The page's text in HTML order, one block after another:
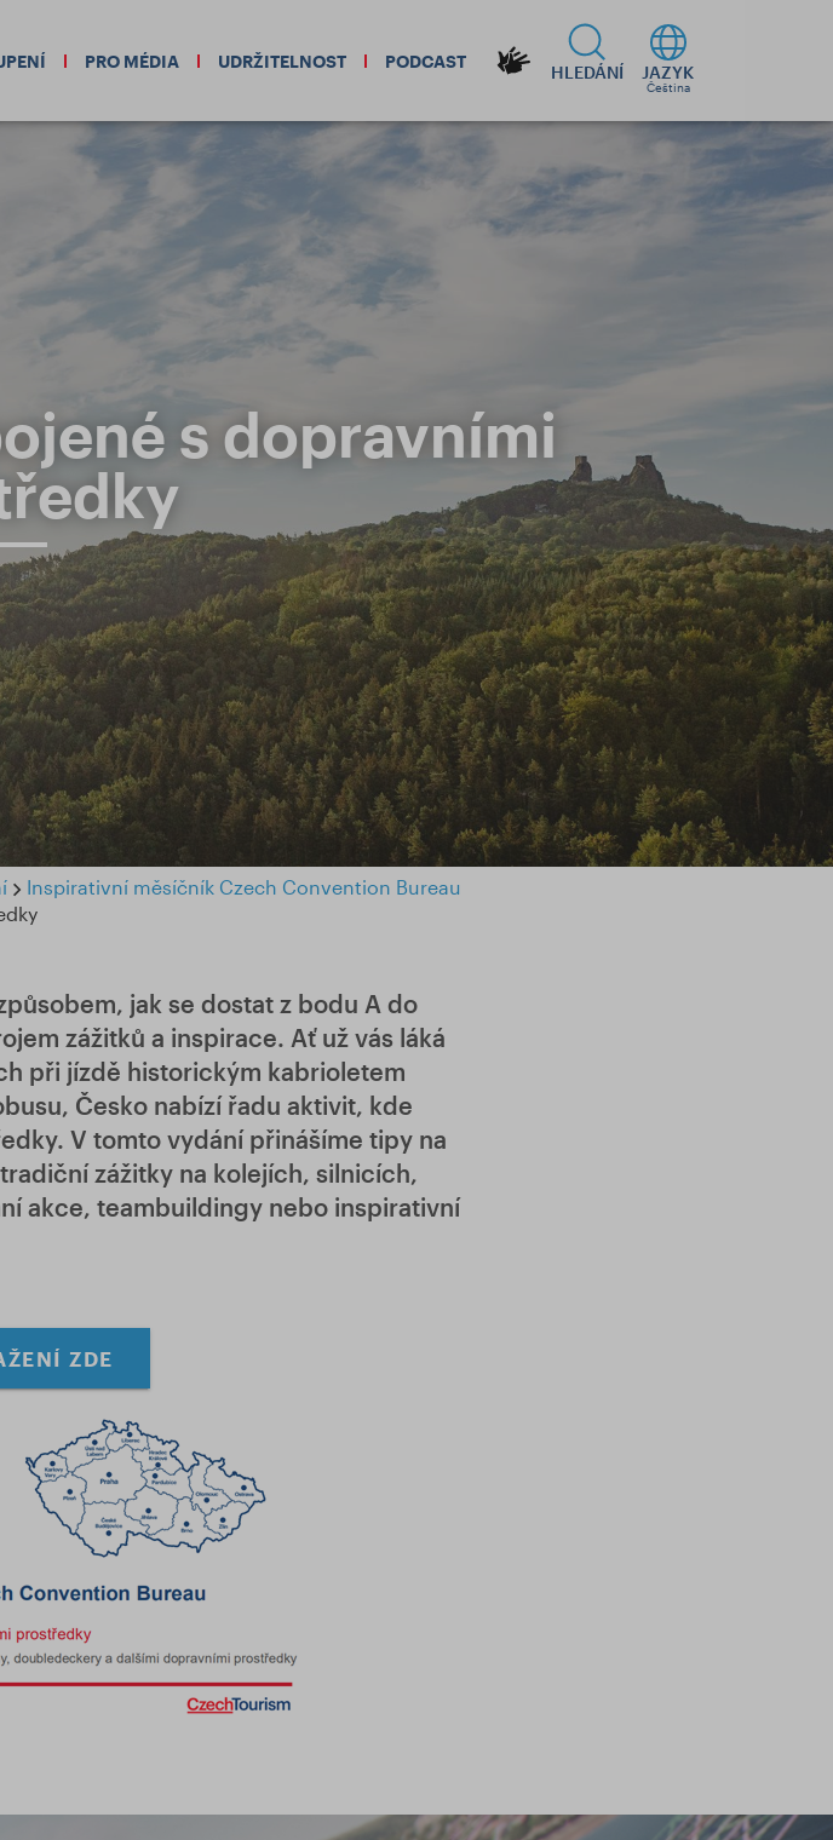
PRO MÉDIA UDRŽITELNOST PODCAST
HLEDÁNÍ JAZYK
Čeština
s dopravními
Inspirativní měsíčník Czech Convention Bureau
jak se dostat z bodu A do
zážitků a inspirace. Ať už vás láká
při jízdě historickým kabrioletem
Česko nabízí řadu aktivit, kde
V tomto vydání přinášíme tipy na
zážitky na kolejích, silnicích,
akce, teambuildingy nebo inspirativní
ZDE